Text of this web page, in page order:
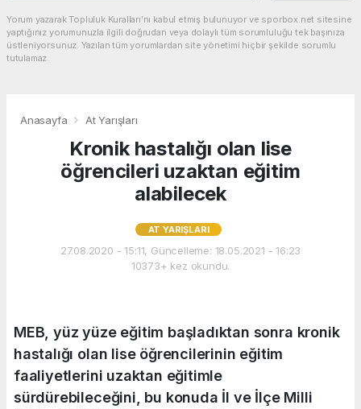
Yorum yazarak Topluluk Kuralları’nı kabul etmiş bulunuyor ve sporbox.net sitesine
yaptığınız yorumunuzla ilgili doğrudan veya dolaylı tüm sorumluluğu tek başınıza
üstleniyorsunuz. Yazılan tüm yorumlardan site yönetimi hiçbir şekilde sorumlu
tutulamaz.
Anasayfa At Yarışları
Kronik hastalığı olan lise
öğrencileri uzaktan eğitim
alabilecek
AT YARIŞLARI
27.08.2020 - 15:11, Güncelleme: 18.05.2021 - 16:23
10373+ kez okundu.
MEB, yüz yüze eğitim başladıktan sonra kronik
hastalığı olan lise öğrencilerinin eğitim
faaliyetlerini uzaktan eğitimle
sürdürebileceğini, bu konuda İl ve İlçe Milli